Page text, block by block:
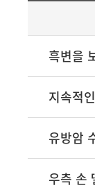
흑변을
지속적
유방암
우측 손